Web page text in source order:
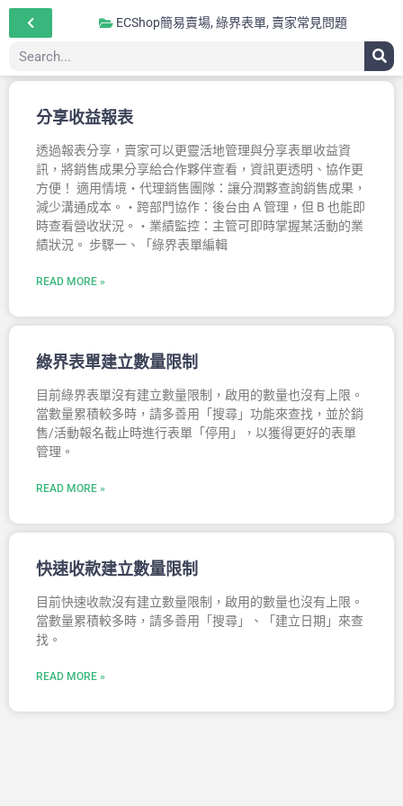
分享收益報表
透過報表分享，賣家可以更靈活地管理與分享表單收益資
訊，將銷售成果分享給合作夥伴查看，資訊更透明、協作更
方便！ 適用情境・代理銷售團隊：讓分潤夥查詢銷售成果，
減少溝通成本。・跨部門協作：後台由 A 管理，但 B 也能即
時查看營收狀況。・業績監控：主管可即時掌握某活動的業
績狀況。 步驟一、「綠界表單編輯
READ MORE »
綠界表單建立數量限制
目前綠界表單沒有建立數量限制，啟用的數量也沒有上限。
當數量累積較多時，請多善用「搜尋」功能來查找，並於銷
售/活動報名截止時進行表單「停用」，以獲得更好的表單
管理。
READ MORE »
快速收款建立數量限制
目前快速收款沒有建立數量限制，啟用的數量也沒有上限。
當數量累積較多時，請多善用「搜尋」、「建立日期」來查
找。
READ MORE »
ECShop簡易賣場, 綠界表單, 賣家常見問題